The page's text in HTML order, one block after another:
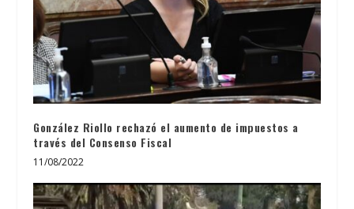
González Riollo rechazó el aumento de impuestos a
través del Consenso Fiscal
11/08/2022